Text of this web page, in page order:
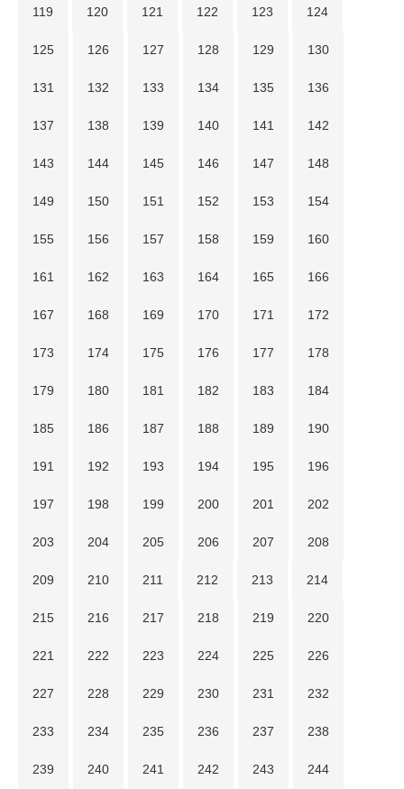
119 120 121 122 123 124
125 126 127 128 129 130
131 132 133 134 135 136
137 138 139 140 141 142
143 144 145 146 147 148
149 150 151 152 153 154
155 156 157 158 159 160
161 162 163 164 165 166
167 168 169 170 171 172
173 174 175 176 177 178
179 180 181 182 183 184
185 186 187 188 189 190
191 192 193 194 195 196
197 198 199 200 201 202
203 204 205 206 207 208
209 210 211 212 213 214
215 216 217 218 219 220
221 222 223 224 225 226
227 228 229 230 231 232
233 234 235 236 237 238
239 240 241 242 243 244